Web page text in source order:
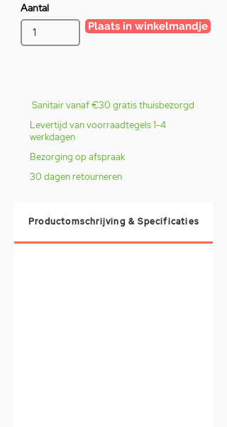
Aantal
Plaats in winkelmandje
Sanitair vanaf €30 gratis thuisbezorgd
Levertijd van voorraadtegels 1-4
werkdagen
Bezorging op afspraak
30 dagen retourneren
Productomschrijving & Specificaties